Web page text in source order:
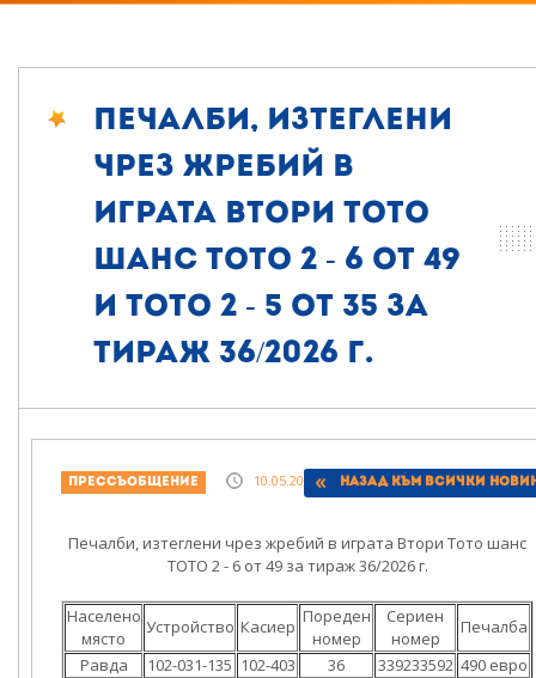
Печалби, изтеглени
чрез жребий в
играта Втори тото
шанс ТОТО 2 - 6 от 49
и ТОТО 2 - 5 от 35 за
тираж 36/2026 г.
Прессъобщение 10.05.2026, 19:33Назад към всички
Печалби, изтеглени чрез жребий в играта Втори Тото шанс
ТОТО 2 - 6 от 49 за тираж 36/2026 г.
Населено
място
Устройство Касиер Пореден
номер
Сериен
номер
Печалба
Равда
102-031-135 102-403 36 339233592 490 евро